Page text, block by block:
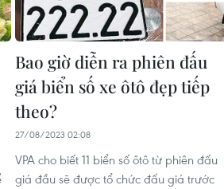
Bao giờ diễn ra phiên đấu
giá biển số xe ôtô đẹp tiếp
theo?
27/08/2023 02:08
VPA cho biết 11 biển số ôtô từ phiên đấu
giá đầu sẽ được tổ chức đấu giá trước